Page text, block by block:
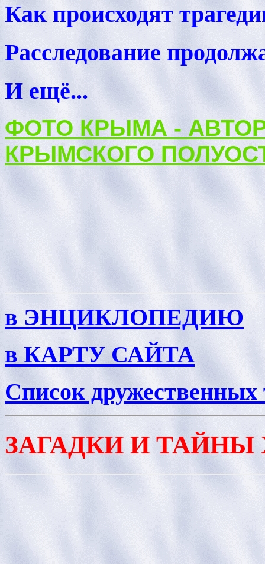
Как происходят
Расследование
И ещё...
ФОТО КРЫМА -
КРЫМСКОГО
в ЭНЦИКЛОПЕДИЮ
в КАРТУ САЙТА
Список дружественных
ЗАГАДКИ И ТАЙНЫ